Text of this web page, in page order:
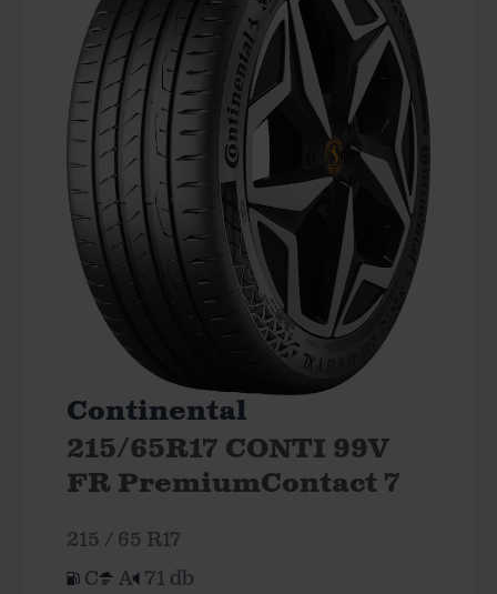
Continental
215/65R17 CONTI 99V
FR PremiumContact 7
215 / 65 R17
C
A 71 db